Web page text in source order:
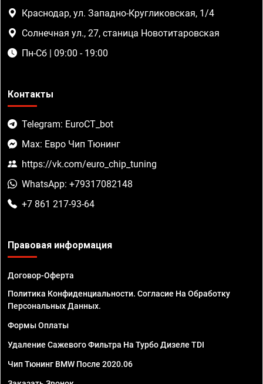
Краснодар, ул. Западно-Кругликовская, 1/4
Солнечная ул., 27, станица Новотитаровская
Пн-Сб | 09:00 - 19:00
Контакты
Telegram: EuroCT_bot
Max: Евро Чип Тюнинг
https://vk.com/euro_chip_tuning
WhatsApp: +79317082148
+7 861 217-93-64
Правовая информация
Договор-Оферта
Политика Конфиденциальности. Согласие На Обработку
Персональных Данных.
Формы Оплаты
Удаление Сажевого Фильтра На Турбо Дизеле TDI
Чип Тюнинг BMW После 2020.06